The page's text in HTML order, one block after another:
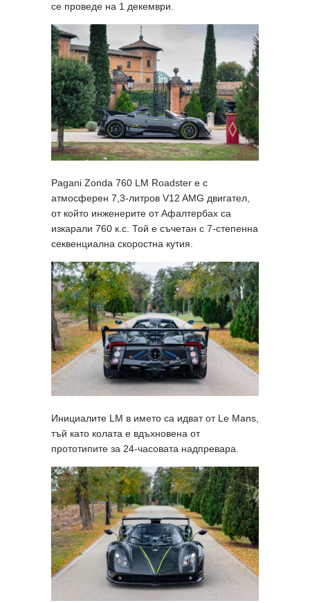
се проведе на 1 декември.
Pagani Zonda 760 LM Roadster е с
атмосферен 7,3-литров V12 AMG двигател,
от който инженерите от Афалтербах са
изкарали 760 к.с. Той е съчетан с 7-степенна
секвенциална скоростна кутия.
Инициалите LM в името са идват от Le Mans,
тъй като колата е вдъхновена от
прототипите за 24-часовата надпревара.